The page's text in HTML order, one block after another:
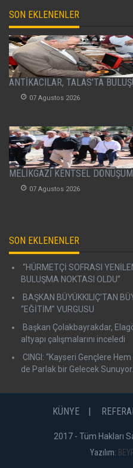
SON EKLENENLER
ANTİKACILAR, TALAS’TA
07 Agustos 2026
MELİKGAZİ KENTSEL
07 Agustos 2026
SON EKLENENLER
“HÜRMETÇİ SOFRASI
BULUŞMA NOKTASI OLDU”
BAŞKAN BÜYÜKKILIÇ'TAN
“EĞİTİM” VURGUSU
Başkan Çolakbayrakdar,
altyapı çalışmalarını inceledi
CINGI: “Kayseri Gençlere
de Parlak bir Gelecek
KÜNYE
2017 - Tüm Hakları
Yazılım: